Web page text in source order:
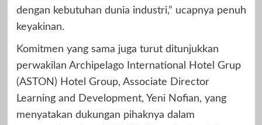
dengan kebutuhan dunia industri,” ucapnya penuh
keyakinan.
Komitmen yang sama juga turut ditunjukkan
perwakilan Archipelago International Hotel Grup
(ASTON) Hotel Group, Associate Director
Learning and Development, Yeni Nofian, yang
menyatakan dukungan pihaknya dalam